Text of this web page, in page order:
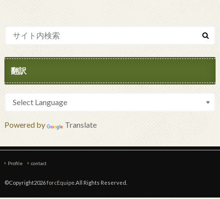
翻訳
Powered by Translate
Profile contact
©Copyright2026forcEquipe .All Rights Reserved.